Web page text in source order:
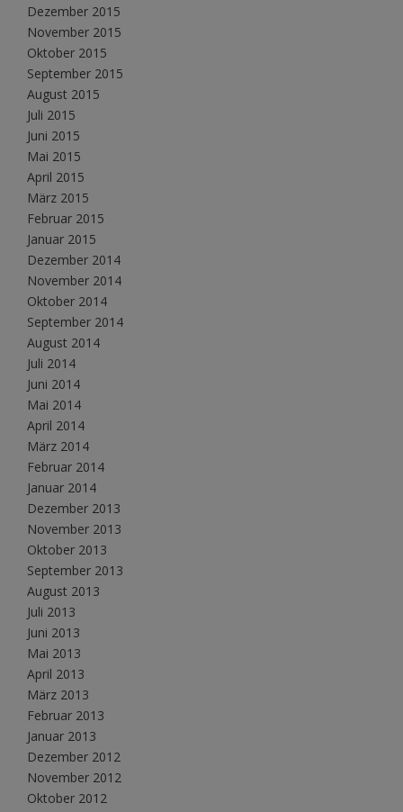
Dezember 2015
November 2015
Oktober 2015
September 2015
August 2015
Juli 2015
Juni 2015
Mai 2015
April 2015
März 2015
Februar 2015
Januar 2015
Dezember 2014
November 2014
Oktober 2014
September 2014
August 2014
Juli 2014
Juni 2014
Mai 2014
April 2014
März 2014
Februar 2014
Januar 2014
Dezember 2013
November 2013
Oktober 2013
September 2013
August 2013
Juli 2013
Juni 2013
Mai 2013
April 2013
März 2013
Februar 2013
Januar 2013
Dezember 2012
November 2012
Oktober 2012